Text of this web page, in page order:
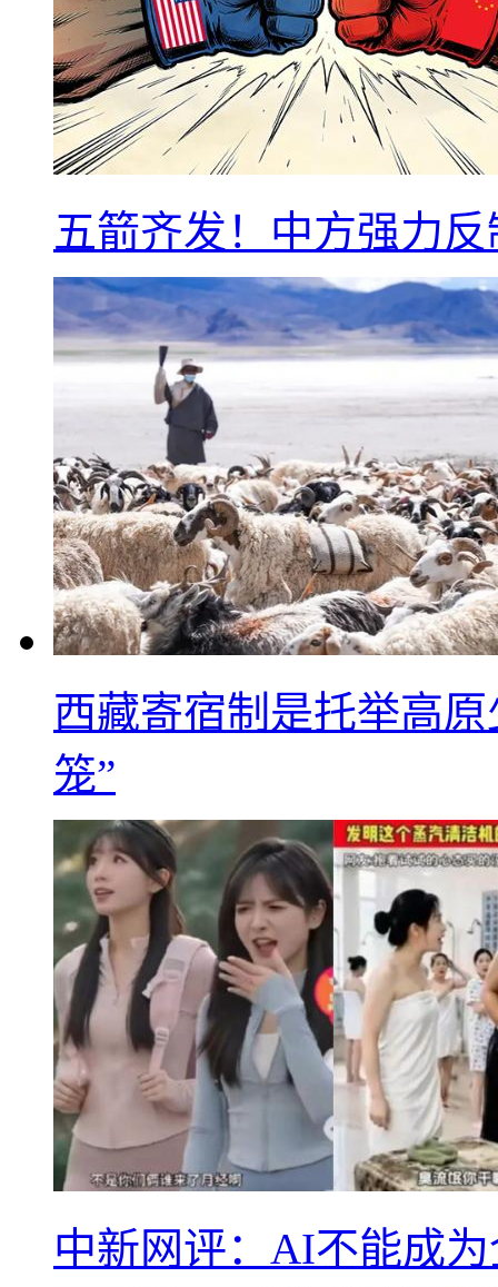
五箭齐发！中方强力
西藏寄宿制是托举高
笼”
中新网评：AI不能成